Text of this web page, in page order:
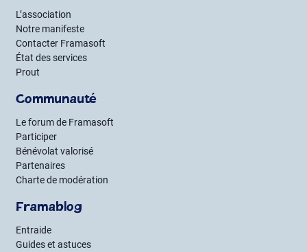
L’association
Notre manifeste
Contacter Framasoft
État des services
Prout
Communauté
Le forum de Framasoft
Participer
Bénévolat valorisé
Partenaires
Charte de modération
Framablog
Entraide
Guides et astuces